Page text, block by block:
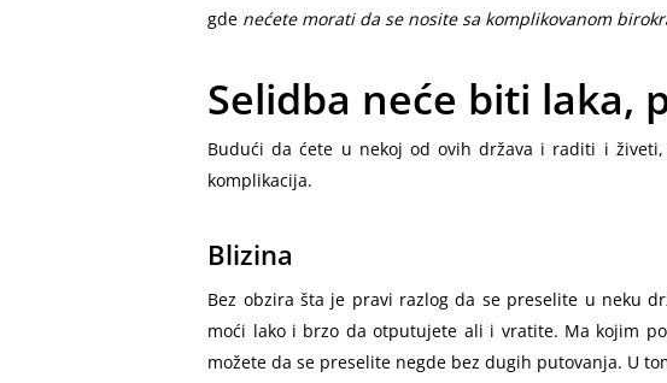
gde nećete morati da se nosite sa komplikovanom
Selidba neće biti laka,
Budući da ćete u nekoj od ovih država i raditi i
komplikacija.
Blizina
Bez obzira šta je pravi razlog da se preselite u neku
moći lako i brzo da otputujete ali i vratite. Ma kojim
možete da se preselite negde bez dugih putovanja. U